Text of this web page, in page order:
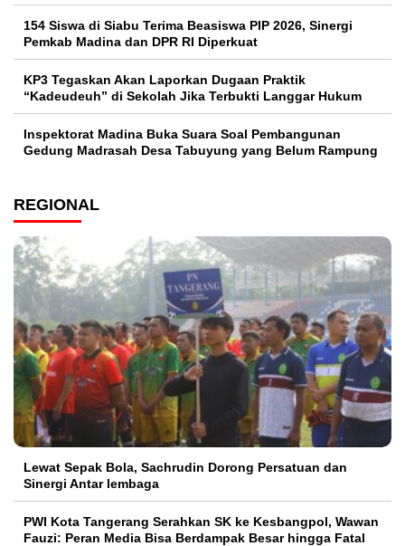
154 Siswa di Siabu Terima Beasiswa PIP 2026, Sinergi
Pemkab Madina dan DPR RI Diperkuat
KP3 Tegaskan Akan Laporkan Dugaan Praktik
“Kadeudeuh” di Sekolah Jika Terbukti Langgar Hukum
Inspektorat Madina Buka Suara Soal Pembangunan
Gedung Madrasah Desa Tabuyung yang Belum Rampung
REGIONAL
Lewat Sepak Bola, Sachrudin Dorong Persatuan dan
Sinergi Antar lembaga
PWI Kota Tangerang Serahkan SK ke Kesbangpol, Wawan
Fauzi: Peran Media Bisa Berdampak Besar hingga Fatal